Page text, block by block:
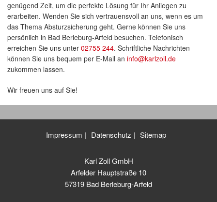
genügend Zeit, um die perfekte Lösung für Ihr Anliegen zu
erarbeiten. Wenden Sie sich vertrauensvoll an uns, wenn es um
das Thema Absturzsicherung geht. Gerne können Sie uns
persönlich in Bad Berleburg-Arfeld besuchen. Telefonisch
erreichen Sie uns unter 02755 244. Schriftliche Nachrichten
können Sie uns bequem per E-Mail an info@karlzoll.de
zukommen lassen.
Wir freuen uns auf Sie!
Impressum Datenschutz Sitemap
Karl Zoll GmbH
Arfelder Hauptstraße 10
57319 Bad Berleburg-Arfeld